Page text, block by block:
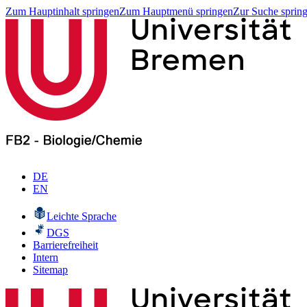
Zum Hauptinhalt springenZum Hauptmenü springenZur Suche
DE
EN
Leichte Sprache
DGS
Barrierefreiheit
Intern
Sitemap